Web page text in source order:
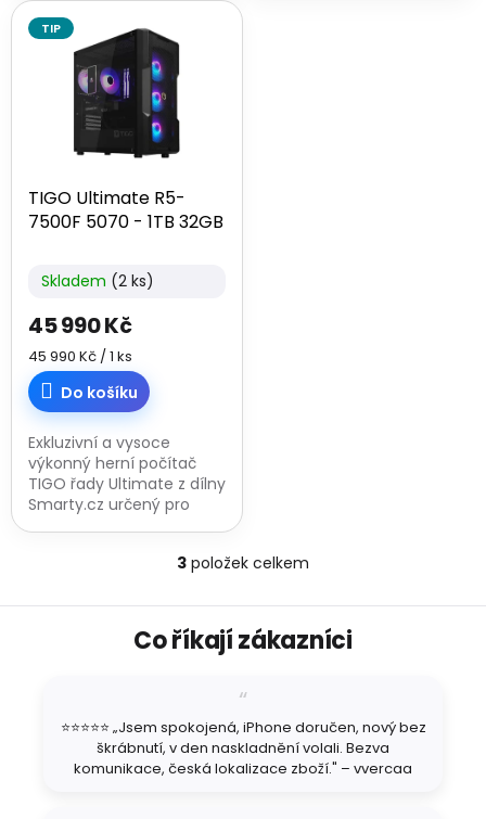
NVIDIA GeForce RTX 5050
s 8GB GDDR6 pamětí po
boku s...
TIP
TIGO Ultimate R5-
7500F 5070 - 1TB 32GB
Skladem (2 ks)
45 990 Kč
Měrná
cena:
45 990 Kč / 1 ks
Do košíku
Exkluzivní a vysoce
výkonný herní počítač
TIGO řady Ultimate z dílny
Smarty.cz určený pro
7500F...
O
l
á
d
c
í
p
r
v
3 položek celkem
Z
Co říkají zákazníci
⭐⭐⭐⭐⭐ „Jsem spokojená, iPhone doručen, nový bez
škrábnutí, v den naskladnění volali. Bezva
komunikace, česká lokalizace zboží." – vvercaa